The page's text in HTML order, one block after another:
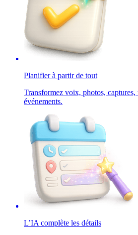
Planifier à partir de tout
Transformez voix, photos, captures,
événements.
L’IA complète les détails